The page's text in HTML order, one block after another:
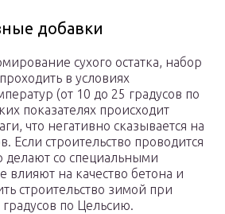
добавки
сухого остатка, набор
в условиях
(от 10 до 25 градусов по
показателях происходит
что негативно сказывается на
Если строительство проводится
делают со специальными
влияют на качество бетона и
строительство зимой при
по Цельсию.